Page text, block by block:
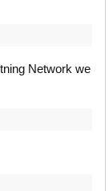
Network we